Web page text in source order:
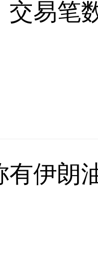
交易笔
有伊朗